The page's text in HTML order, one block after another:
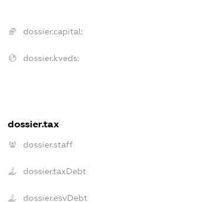
dossier.capital:
dossier.kveds:
dossier.tax
dossier.staff
dossier.taxDebt
dossier.esvDebt